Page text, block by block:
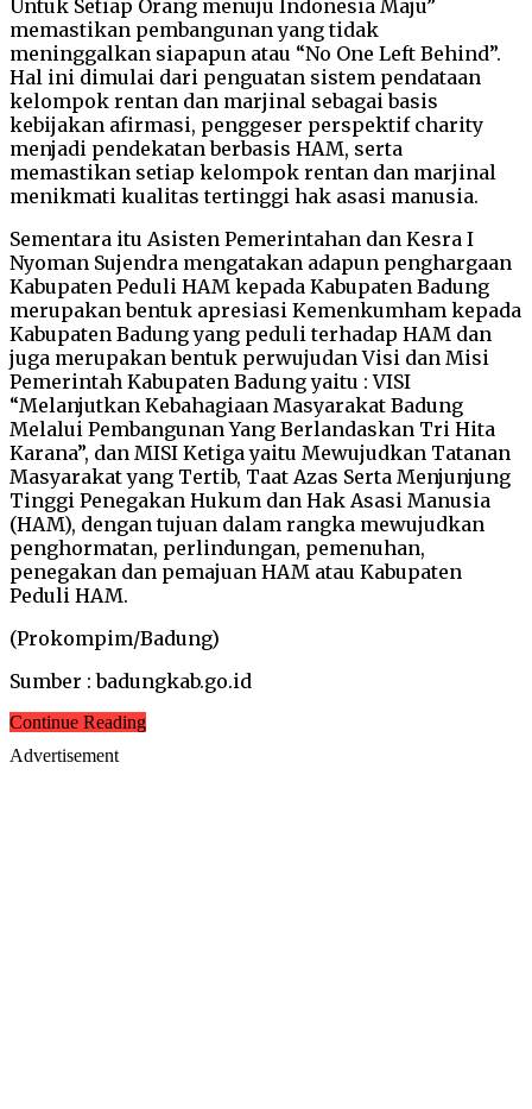
Untuk Setiap Orang menuju Indonesia Maju”
memastikan pembangunan yang tidak
meninggalkan siapapun atau “No One Left Behind”.
Hal ini dimulai dari penguatan sistem pendataan
kelompok rentan dan marjinal sebagai basis
kebijakan afirmasi, penggeser perspektif charity
menjadi pendekatan berbasis HAM, serta
memastikan setiap kelompok rentan dan marjinal
menikmati kualitas tertinggi hak asasi manusia.
Sementara itu Asisten Pemerintahan dan Kesra I
Nyoman Sujendra mengatakan adapun penghargaan
Kabupaten Peduli HAM kepada Kabupaten Badung
merupakan bentuk apresiasi Kemenkumham kepada
Kabupaten Badung yang peduli terhadap HAM dan
juga merupakan bentuk perwujudan Visi dan Misi
Pemerintah Kabupaten Badung yaitu : VISI
“Melanjutkan Kebahagiaan Masyarakat Badung
Melalui Pembangunan Yang Berlandaskan Tri Hita
Karana”, dan MISI Ketiga yaitu Mewujudkan Tatanan
Masyarakat yang Tertib, Taat Azas Serta Menjunjung
Tinggi Penegakan Hukum dan Hak Asasi Manusia
(HAM), dengan tujuan dalam rangka mewujudkan
penghormatan, perlindungan, pemenuhan,
penegakan dan pemajuan HAM atau Kabupaten
Peduli HAM.
(Prokompim/Badung)
Sumber : badungkab.go.id
Continue Reading
Advertisement